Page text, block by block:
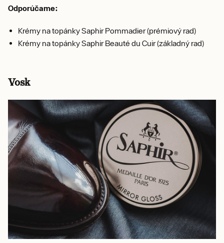
Odporúčame:
Krémy na topánky Saphir Pommadier (prémiový rad)
Krémy na topánky Saphir Beauté du Cuir (základný rad)
Vosk